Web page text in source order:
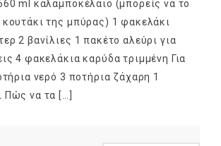
ml καλαμποκέλαιο (μπορείς να το
κουτάκι της μπύρας) 1 φακελάκι
2 βανίλιες 1 πακέτο αλεύρι για
4 φακελάκια καρύδα τριμμένη Για
νερό 3 ποτήρια ζάχαρη 1
Πώς να τα […]